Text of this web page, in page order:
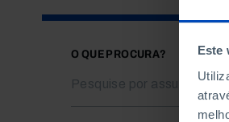
Este
O QUE PROCURA?